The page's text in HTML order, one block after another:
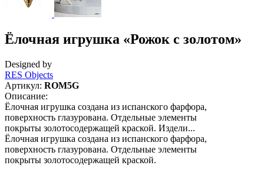
Ёлочная игрушка «Рожок с золотом»
Designed by
RES Objects
Артикул: ROM5G
Описание:
Ёлочная игрушка создана из испанского фарфора,
поверхность глазурована. Отдельные элементы
покрыты золотосодержащей краской. Издели...
Ёлочная игрушка создана из испанского фарфора,
поверхность глазурована. Отдельные элементы
покрыты золотосодержащей краской.